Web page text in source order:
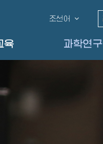
조선어
육 과학연구